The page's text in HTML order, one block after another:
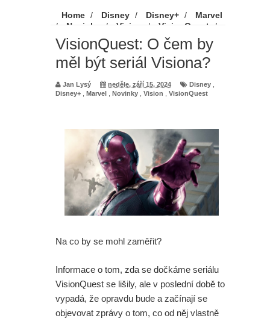
X-Men: Novým Cyclopsem bude
Spider-Man: Zbrusu nový den - Tom
Holland promluvil od odvážné scéně
Mumie 4: Vrátí se další tři postavy z
původních filmů
Avatar 4: James Cameron promluvil
o tom, jak to vypadá s budoucností
série
šéfu Marvelu je zaskočen tím, jak
skvěle se filmu vede
Home / Disney / Disney+ /
Marvel
/
Novinky / Vision / VisionQuest
/
VisionQuest: O čem by měl být seriál
Visiona?
VisionQuest: O čem by
měl být seriál Visiona?
Jan Lysý neděle, září 15, 2024 Disney
Disney+
Marvel Novinky Vision VisionQuest
Na co by se mohl zaměřit?
Informace o tom, zda se dočkáme seriálu
VisionQuest se lišily, ale v poslední době to
vypadá, že opravdu bude a začínají se
objevovat zprávy o tom, co od něj vlastně